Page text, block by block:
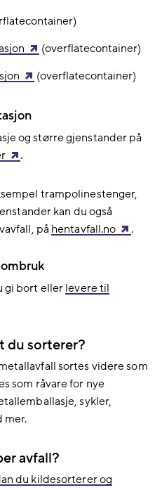
(overflatecontainer)
(overflatecontainer)
og større gjenstander på
.
trampolinestenger,
kan du også
på hentavfall.no .
gi bort eller levere til
du sorterer?
sortes videre som
som råvare for nye
sykler,
mer.
avfall?
du kildesorterer og